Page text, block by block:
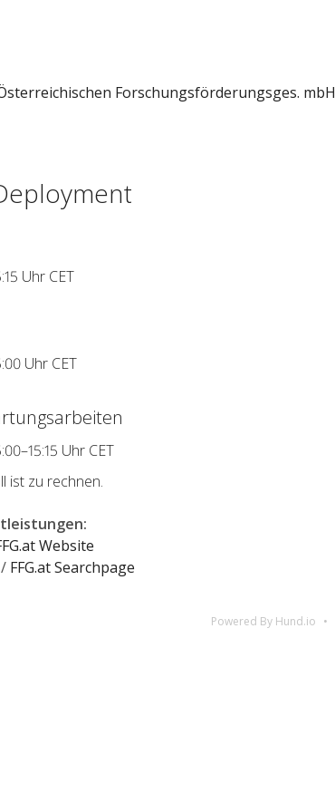
Forschungsförderungsges. mbH
Uhr CET
Uhr CET
Uhr CET
ist zu rechnen.
:
Website
FFG.at Searchpage
Powered By Hund.io